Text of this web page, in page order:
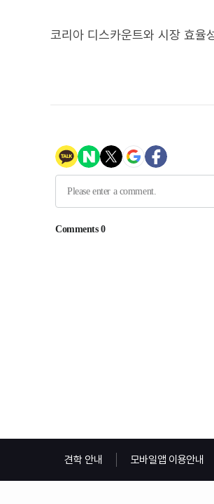
코리아 디스카운트와 시장 효율
견학 안내 모바일앱 이용안내